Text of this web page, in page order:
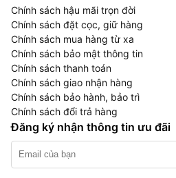
Chính sách hậu mãi trọn đời
Chính sách đặt cọc, giữ hàng
Chính sách mua hàng từ xa
Chính sách bảo mật thông tin
Chính sách thanh toán
Chính sách giao nhận hàng
Chính sách bảo hành, bảo trì
Chính sách đổi trả hàng
Đăng ký nhận thông tin ưu đãi